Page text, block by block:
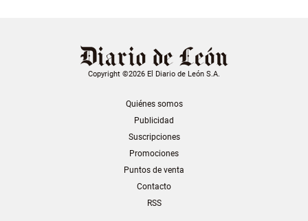
Copyright ©2026 El Diario de León S.A.
Quiénes somos
Publicidad
Suscripciones
Promociones
Puntos de venta
Contacto
RSS